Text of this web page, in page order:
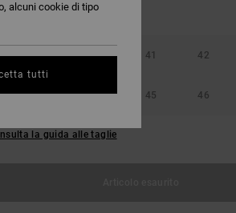
40 40.5 41 42
44 44.5 45 46
la guida alle taglie
alcuni cookie di tipo
tutti